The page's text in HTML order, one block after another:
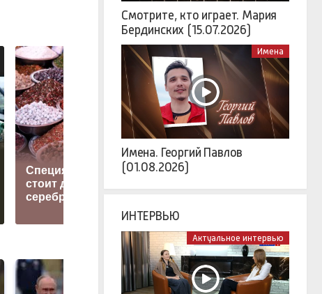
Специя, которая
стоит дороже
серебра
Apple объяснила
Смотрите, кто играет. Мария
Бердинских (15.07.2026)
Имена
Имена. Георгий Павлов
(01.08.2026)
ИНТЕРВЬЮ
Актуальное интервью